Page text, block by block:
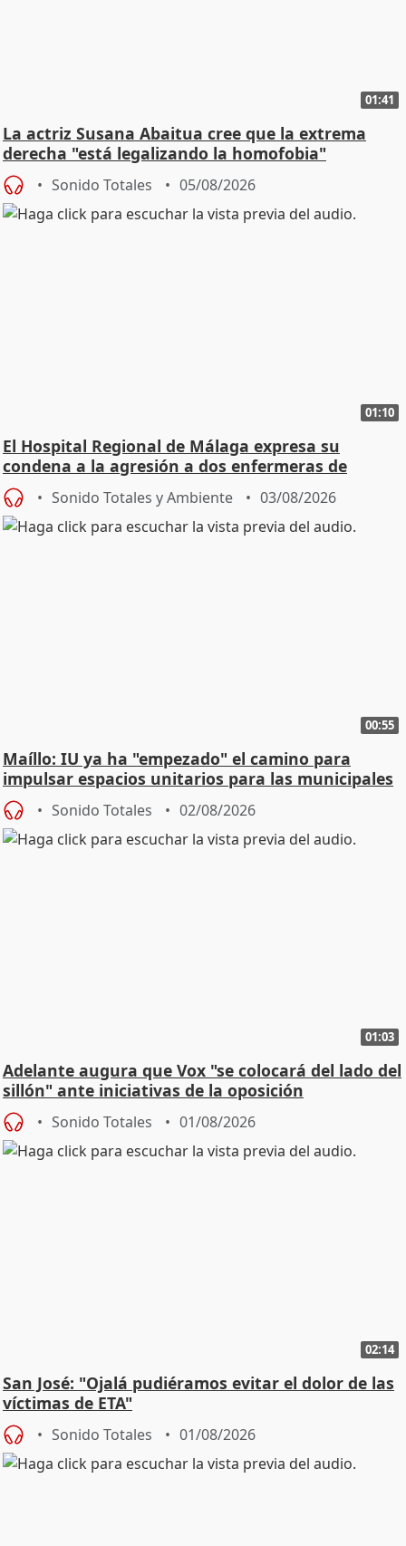
01:41
La actriz Susana Abaitua cree que la extrema
derecha "está legalizando la homofobia"
Sonido Totales 05/08/2026
01:10
El Hospital Regional de Málaga expresa su
condena a la agresión a dos enfermeras de
Urgencias
Sonido Totales y Ambiente 03/08/2026
00:55
Maíllo: IU ya ha "empezado" el camino para
impulsar espacios unitarios para las municipales
Sonido Totales 02/08/2026
01:03
Adelante augura que Vox "se colocará del lado del
sillón" ante iniciativas de la oposición
Sonido Totales 01/08/2026
02:14
San José: "Ojalá pudiéramos evitar el dolor de las
víctimas de ETA"
Sonido Totales 01/08/2026